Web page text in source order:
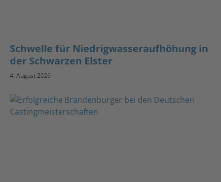
Schwelle für Niedrigwasseraufhöhung in
der Schwarzen Elster
4. August 2026